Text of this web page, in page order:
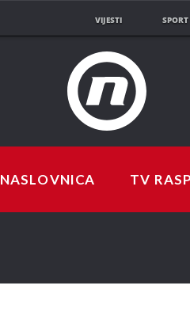
VIJESTI SPORT
NASLOVNICA TV